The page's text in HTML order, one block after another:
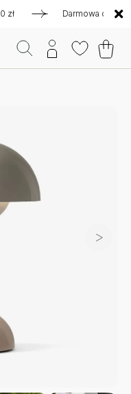
Darmowa dostawa dla